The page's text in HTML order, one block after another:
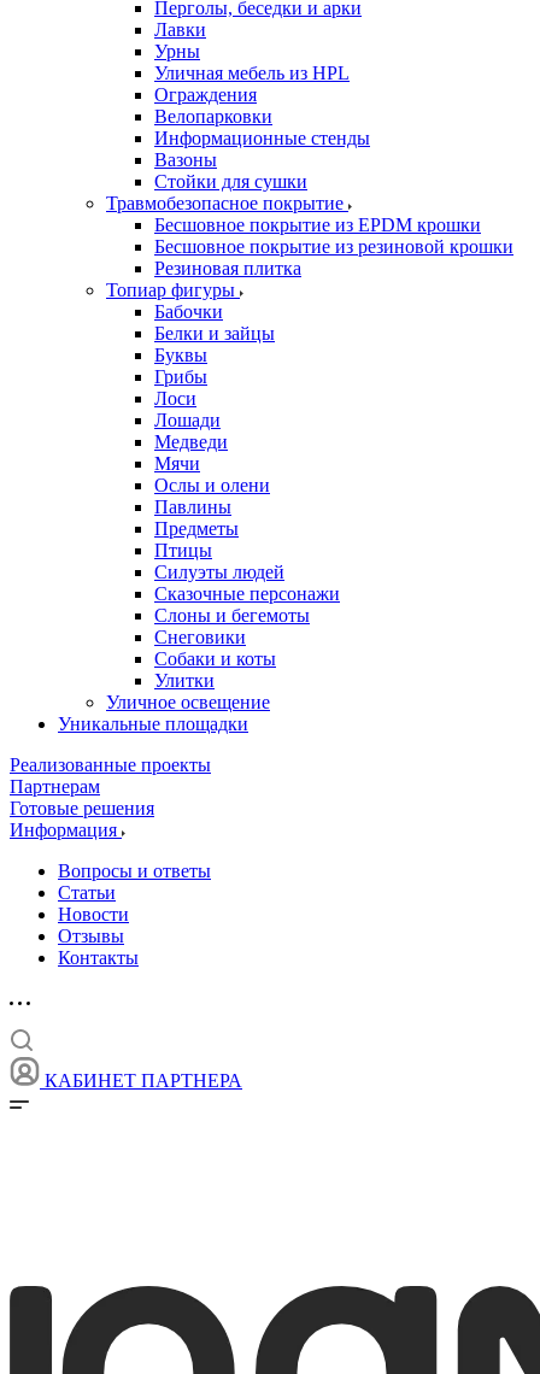
Перголы, беседки и арки
Лавки
Урны
Уличная мебель из HPL
Ограждения
Велопарковки
Информационные стенды
Вазоны
Стойки для сушки
Травмобезопасное покрытие
Бесшовное покрытие из EPDM крошки
Бесшовное покрытие из резиновой крошки
Резиновая плитка
Топиар фигуры
Бабочки
Белки и зайцы
Буквы
Грибы
Лоси
Лошади
Медведи
Мячи
Ослы и олени
Павлины
Предметы
Птицы
Силуэты людей
Сказочные персонажи
Слоны и бегемоты
Снеговики
Собаки и коты
Улитки
Уличное освещение
Уникальные площадки
Реализованные проекты
Партнерам
Готовые решения
Информация
Вопросы и ответы
Статьи
Новости
Отзывы
Контакты
КАБИНЕТ ПАРТНЕРА